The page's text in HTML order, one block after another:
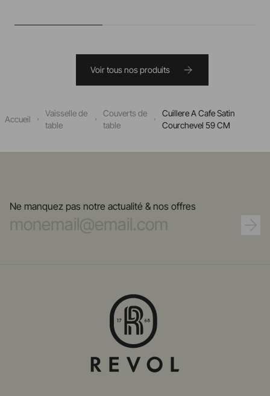
Voir tous nos produits
Accueil
Vaisselle de
table
Couverts de
table
Cuillere A Cafe Satin
Courchevel 59 CM
Ne manquez pas notre actualité & nos offres